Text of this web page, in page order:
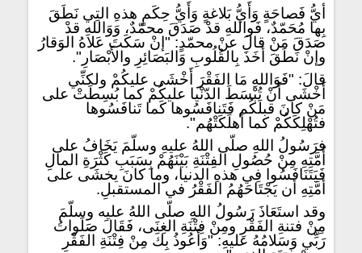
أيُّ فَصاحَةٍ وَأَيُّ بَلاغةٍ وَأَيُّ حِكَمٍ هذهِ التِي نَطَقَ
بِها مُحَمّدٌ، فَواللهِ قدْ صَدَقَ محمّدٌ، وَوَاللهِ قدْ
صَدَقَ مَنْ قالَ عنْ محمّدٍ: "إنْ سَكَتَ عَلاهُ الوَقارُ
وإنْ نَطَقَ أخَذَ بِالقُلُوبِ وَالبَصَائِرِ والأَبْصَارِ".
قالَ: "فَوَاللهِ مَا الفَقْرَ أَخْشَى عليكُمْ ولكنِّي
أَخْشَى أَنْ تُبْسَطَ الدّنْيا عليكُمْ كما بُسِطَتْ على
مَنْ كانَ قبلَكُم فَتَنافَسُوها كَما تَنافَسُوها
فتُهْلِكَكُمْ كما أهلَكَتْهُم".
فرَسُولُ اللهِ صلّى اللهُ عليهِ وسلّمَ يَخَافُ على
أُمَّتِهِ مِنْ حُصُولِ الفِتْنَةِ بَيْنَهُمْ بِسَبَبِ كَثْرَةِ المالِ
فَيَتَنَافَسُوا فِي هذهِ الدنيا، وما كانَ يخشَى على
أمَّتِهِ أن يَجْتَاحَهُمُ الفَقْرُ في المستقبلِ.
وقد استَعَاذَ رَسُولُ اللهِ صلّى اللهُ عليه وسلّمَ
مِنْ فتنةِ الفَقْرِ ومِنْ فِتْنَةِ الغِنَى، فَقَالَ صَلَواتُ
رَبِّي وَسَلامُهُ عليهِ: "وَأَعُوذُ بِكَ مِنْ فِتْنَةِ الفَقْرِ